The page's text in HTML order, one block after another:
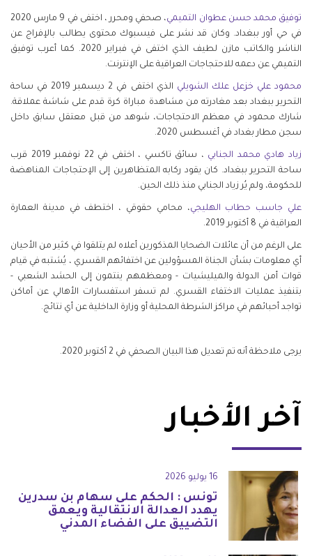
توفيق محمد حسن عطوان التميمي
، صحفي ومحرر ، اختفى في 9 مارس 2020
في حي أور ببغداد. وكان قد نشر على فيسبوك محتوى يطالب بالإفراج عن
الناشر والكاتب مازن لطيف الذي اختفى في فبراير 2020. كما أعرب توفيق
التميمي عن دعمه للاحتجاجات العراقية على الإنترنت.
محمود علي خزعل علك الشويلي
الذي اختفى في 2 ديسمبر 2019 في ساحة
التحرير ببغداد بعد مغادرته من مشاهدة مباراة كرة قدم على شاشة عملاقة.
شارك محمود في معظم الاحتجاجات، شوهد من قبل معتقل سابق داخل
سجن مطار بغداد في أغسطس 2020.
زياد هادي محمد الجنابي
، سائق تاكسي ، اختفى في 22 نوفمبر 2019 قرب
ساحة التحرير ببغداد. كان يقود ركابه المتظاهرين إلى الإحتجاجات المناهضة
للحكومة، ولم يُر زياد الجنابي منذ ذلك الحين.
علي جاسب حطاب الهليجي، محامي حقوقي ، اختطف في مدينة العمارة
العراقية في 8 أكتوبر 2019.
على الرغم من أن عائلات الضحايا المذكورين أعلاه لم يتلقوا في كثير من الأحيان
أي معلومات بشأن الجناة المسؤولين عن اختفائهم القسري ، يُشتبه في قيام
قوات أمن الدولة والميليشيات - ومعظمهم ينتمون إلى الحشد الشعبي -
بتنفيذ عمليات الاختفاء القسري. لم تسفر استفسارات الأهالي عن أماكن
تواجد أحبائهم في مراكز الشرطة المحلية أو وزارة الداخلية عن أي نتائج.
يرجى ملاحظة أنه تم تعديل هذا البيان الصحفي في 2 أكتوبر 2020.
آخر الأخبار
16 يوليو 2026
تونس : الحكم على سهام بن سدرين
يهدد العدالة الانتقالية ويعمق
التضييق على الفضاء المدني